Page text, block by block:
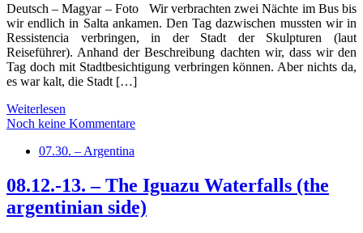
Deutsch – Magyar – Foto Wir verbrachten zwei Nächte im Bus bis
wir endlich in Salta ankamen. Den Tag dazwischen mussten wir in
Ressistencia verbringen, in der Stadt der Skulpturen (laut
Reiseführer). Anhand der Beschreibung dachten wir, dass wir den
Tag doch mit Stadtbesichtigung verbringen können. Aber nichts da,
es war kalt, die Stadt […]
Weiterlesen
Noch keine Kommentare
07.30. – Argentina
08.12.-13. – The Iguazu Waterfalls (the
argentinian side)